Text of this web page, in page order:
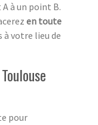
A à un point B.
en toute
à votre lieu de
pour